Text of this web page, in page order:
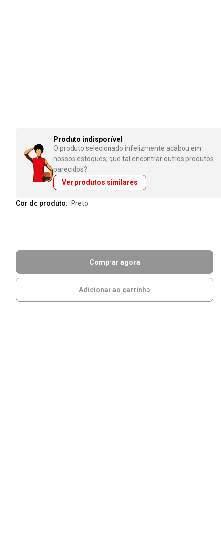
Produto indisponível
O produto selecionado infelizmente acabou em
nossos estoques, que tal encontrar outros produtos
parecidos?
Ver produtos similares
Cor do produto: preto
Comprar agora
Adicionar ao carrinho